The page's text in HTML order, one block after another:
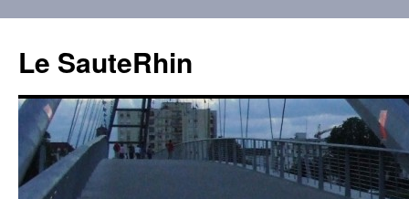
contenu
Le SauteRhin